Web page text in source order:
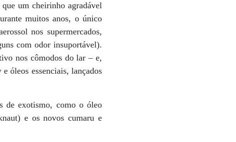
um cheirinho agradável
muitos anos, o único
nos supermercados,
com odor insuportável).
nos cômodos do lar – e,
óleos essenciais, lançados
de exotismo, como o óleo
e os novos cumaru e